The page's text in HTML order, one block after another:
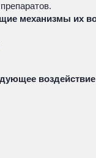
механизмы их
воздействие